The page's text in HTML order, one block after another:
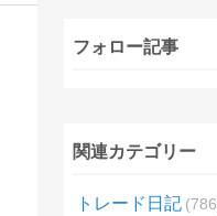
フォロー記事
関連カテゴリー
トレード日記 786